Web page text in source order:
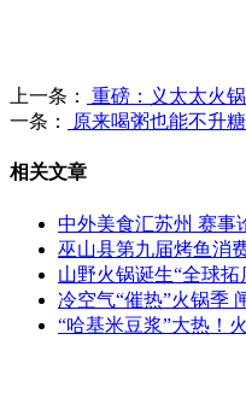
上一条： 重磅：义太太火
一条：
原来喝粥也能不升
相关文章
中外美食汇苏州 赛事
巫山县第九届烤鱼消
山野火锅诞生“全球
冷空气“催热”火锅季
“哈基米豆浆”大热！